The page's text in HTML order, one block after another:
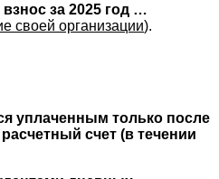
за 2025 год …
своей организации).
уплаченным только после
счет (в течении